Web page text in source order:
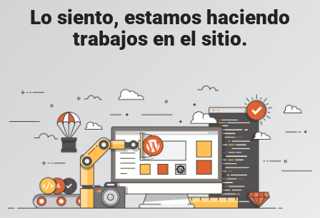
Lo siento, estamos haciendo
trabajos en el sitio.